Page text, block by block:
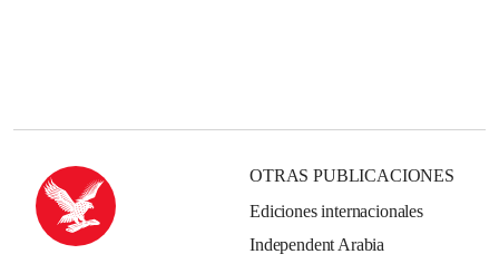
OTRAS PUBLICACIONES
Ediciones internacionales
Independent Arabia